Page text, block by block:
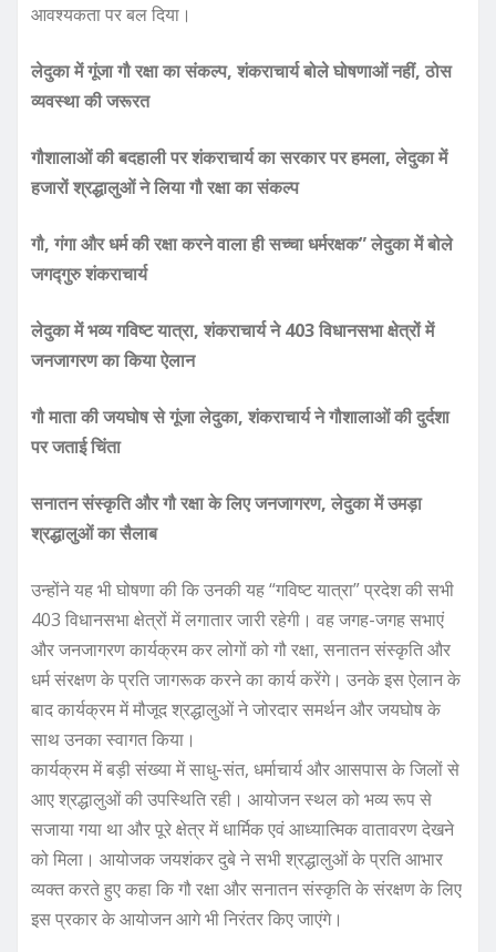
आवश्यकता पर बल दिया।
लेदुका में गूंजा गौ रक्षा का संकल्प, शंकराचार्य बोले घोषणाओं नहीं, ठोस
व्यवस्था की जरूरत
गौशालाओं की बदहाली पर शंकराचार्य का सरकार पर हमला, लेदुका में
हजारों श्रद्धालुओं ने लिया गौ रक्षा का संकल्प
गौ, गंगा और धर्म की रक्षा करने वाला ही सच्चा धर्मरक्षक” लेदुका में बोले
जगद्गुरु शंकराचार्य
लेदुका में भव्य गविष्ट यात्रा, शंकराचार्य ने 403 विधानसभा क्षेत्रों में
जनजागरण का किया ऐलान
गौ माता की जयघोष से गूंजा लेदुका, शंकराचार्य ने गौशालाओं की दुर्दशा
पर जताई चिंता
सनातन संस्कृति और गौ रक्षा के लिए जनजागरण, लेदुका में उमड़ा
श्रद्धालुओं का सैलाब
उन्होंने यह भी घोषणा की कि उनकी यह “गविष्ट यात्रा” प्रदेश की सभी
403 विधानसभा क्षेत्रों में लगातार जारी रहेगी। वह जगह-जगह सभाएं
और जनजागरण कार्यक्रम कर लोगों को गौ रक्षा, सनातन संस्कृति और
धर्म संरक्षण के प्रति जागरूक करने का कार्य करेंगे। उनके इस ऐलान के
बाद कार्यक्रम में मौजूद श्रद्धालुओं ने जोरदार समर्थन और जयघोष के
साथ उनका स्वागत किया।
कार्यक्रम में बड़ी संख्या में साधु-संत, धर्माचार्य और आसपास के जिलों से
आए श्रद्धालुओं की उपस्थिति रही। आयोजन स्थल को भव्य रूप से
सजाया गया था और पूरे क्षेत्र में धार्मिक एवं आध्यात्मिक वातावरण देखने
को मिला। आयोजक जयशंकर दुबे ने सभी श्रद्धालुओं के प्रति आभार
व्यक्त करते हुए कहा कि गौ रक्षा और सनातन संस्कृति के संरक्षण के लिए
इस प्रकार के आयोजन आगे भी निरंतर किए जाएंगे।